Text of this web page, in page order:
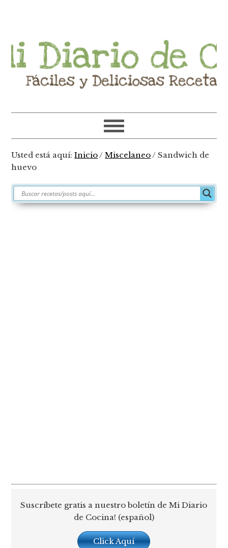
principal
principal
barra
lateral
primaria
de
página
Usted está aquí:Inicio/ Miscelaneo/ Sandwich de
huevo
Suscríbete gratis a nuestro boletín de Mi Diario
de Cocina! (español)
Click Aquí